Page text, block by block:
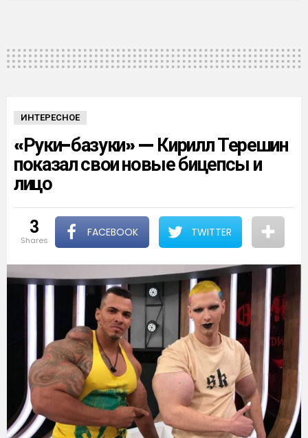
ИНТЕРЕСНОЕ
«Руки-базуки» — Кирилл Терешин
показал свои новые бицепсы и
лицо
3
shares
FACEBOOK TWITTER